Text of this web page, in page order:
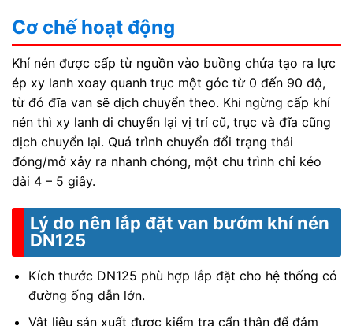
Cơ chế hoạt động
Khí nén được cấp từ nguồn vào buồng chứa tạo ra lực
ép xy lanh xoay quanh trục một góc từ 0 đến 90 độ,
từ đó đĩa van sẽ dịch chuyển theo. Khi ngừng cấp khí
nén thì xy lanh di chuyển lại vị trí cũ, trục và đĩa cũng
dịch chuyển lại. Quá trình chuyển đổi trạng thái
đóng/mở xảy ra nhanh chóng, một chu trình chỉ kéo
dài 4 – 5 giây.
Lý do nên lắp đặt van bướm khí nén
DN125
Kích thước DN125 phù hợp lắp đặt cho hệ thống có
đường ống dẫn lớn.
Vật liệu sản xuất được kiểm tra cẩn thận để đảm